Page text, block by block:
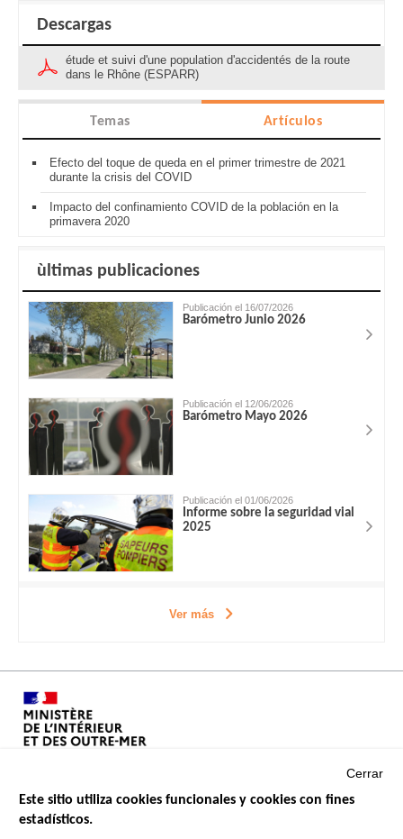
Descargas
étude et suivi d'une population d'accidentés de la route
dans le Rhône (ESPARR)
Temas Artículos
Efecto del toque de queda en el primer trimestre de 2021
durante la crisis del COVID
Impacto del confinamiento COVID de la población en la
primavera 2020
ùltimas publicaciones
Publicación el 16/07/2026
Barómetro Junio 2026
Publicación el 12/06/2026
Barómetro Mayo 2026
Publicación el 01/06/2026
Informe sobre la seguridad vial
2025
Ver más
Cerrar
Este sitio utiliza cookies funcionales y cookies con fines
estadísticos.